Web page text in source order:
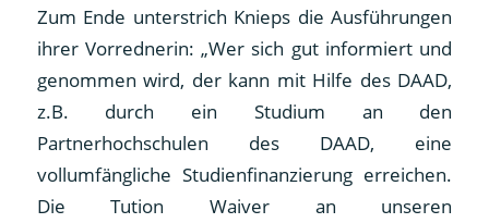
Zum Ende unterstrich Knieps die Ausführungen
ihrer Vorrednerin: „Wer sich gut informiert und
genommen wird, der kann mit Hilfe des DAAD,
z.B. durch ein Studium an den
Partnerhochschulen des DAAD, eine
vollumfängliche Studienfinanzierung erreichen.
Die Tution Waiver an unseren